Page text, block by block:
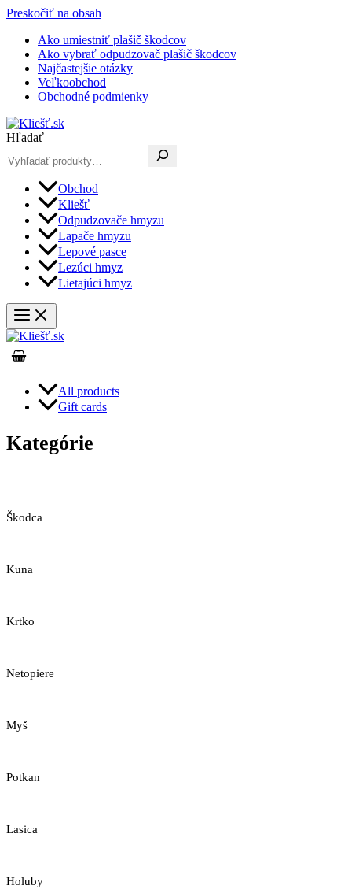
Preskočiť na obsah
Ako umiestniť plašič škodcov
Ako vybrať odpudzovač plašič škodcov
Najčastejšie otázky
Veľkoobchod
Obchodné podmienky
Hľadať
Obchod
Kliešť
Odpudzovače hmyzu
Lapače hmyzu
Lepové pasce
Lezúci hmyz
Lietajúci hmyz
All products
Gift cards
Kategórie
Škodca
Kuna
Krtko
Netopiere
Myš
Potkan
Lasica
Holuby